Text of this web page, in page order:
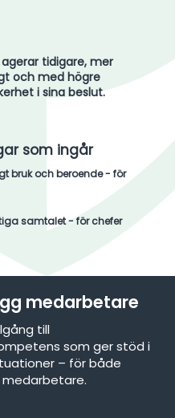
tidigare, mer
och med högre
i sina beslut.
som ingår
bruk och beroende - för
samtalet - för chefer
medarbetare
till
som ger stöd i
– för både